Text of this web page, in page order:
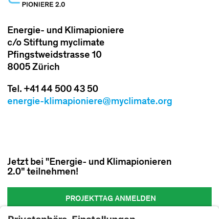
Energie- und Klimapioniere
c/o Stiftung myclimate
Pfingstweidstrasse 10
8005 Zürich
Tel. +41 44 500 43 50
energie-klimapioniere@myclimate.org
Jetzt bei "Energie- und Klimapionieren
2.0" teilnehmen!
PROJEKTTAG ANMELDEN